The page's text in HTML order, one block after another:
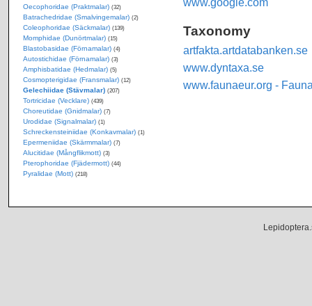
Taxonomy
artfakta.artdatabanken.se
www.dyntaxa.se
www.faunaeur.org -
Oecophoridae (Praktmalar) (32)
Batrachedridae (Smalvingemalar) (2)
Coleophoridae (Säckmalar) (139)
Momphidae (Dunörtmalar) (15)
Blastobasidae (Förnamalar) (4)
Autostichidae (Förnamalar) (3)
Amphisbatidae (Hedmalar) (5)
Cosmopterigidae (Fransmalar) (12)
Gelechiidae (Stävmalar) (207)
Tortricidae (Vecklare) (439)
Choreutidae (Gnidmalar) (7)
Urodidae (Signalmalar) (1)
Schreckensteiniidae (Konkavmalar) (1)
Epermeniidae (Skärmmalar) (7)
Alucitidae (Mångflikmott) (3)
Pterophoridae (Fjädermott) (44)
Pyralidae (Mott) (218)